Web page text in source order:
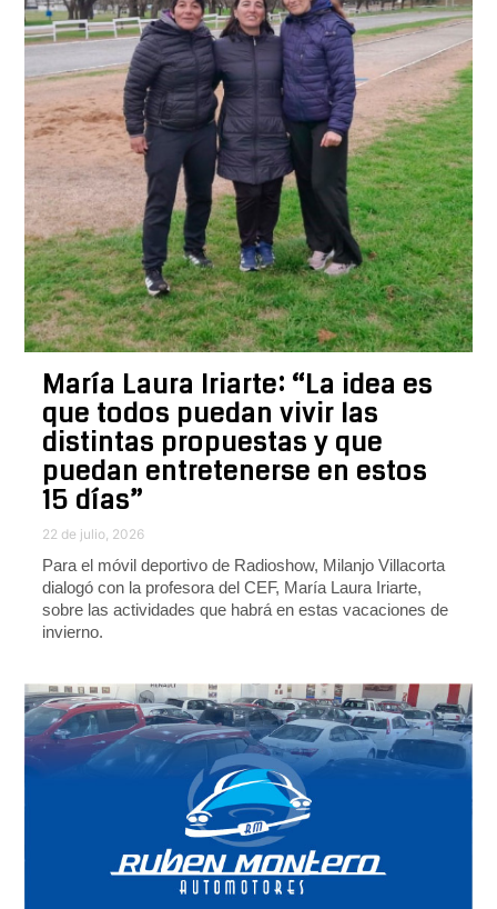
María Laura Iriarte: “La idea es
que todos puedan vivir las
distintas propuestas y que
puedan entretenerse en estos
15 días”
22 de julio, 2026
Para el móvil deportivo de Radioshow, Milanjo Villacorta
dialogó con la profesora del CEF, María Laura Iriarte,
sobre las actividades que habrá en estas vacaciones de
invierno.